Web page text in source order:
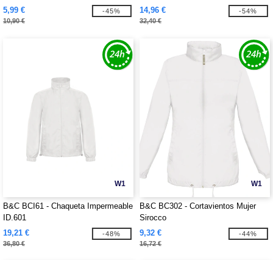
5,99 €
10,90 €
-45%
14,96 €
32,40 €
-54%
W1
B&C BCI61 - Chaqueta Impermeable
ID.601
19,21 €
36,80 €
-48%
W1
B&C BC302 - Cortavientos Mujer
Sirocco
9,32 €
16,72 €
-44%